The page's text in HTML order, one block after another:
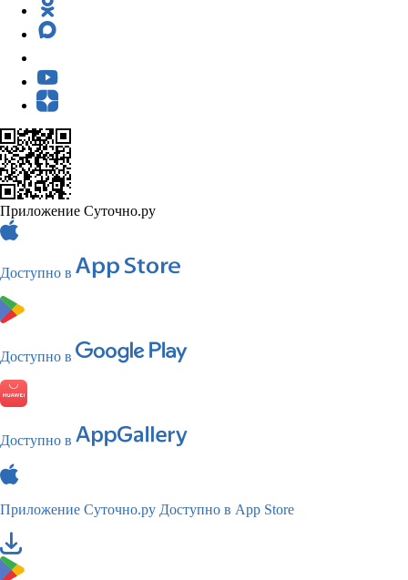
Приложение Суточно.ру
Доступно в
Доступно в
Доступно в
Приложение Суточно.ру Доступно в App Store